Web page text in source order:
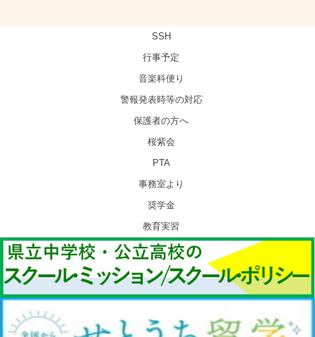
SSH
行事予定
音楽科便り
警報発表時等の対応
保護者の方へ
桜紫会
PTA
事務室より
奨学金
教育実習